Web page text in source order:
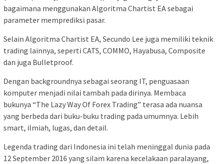
bagaimana menggunakan Algoritma Chartist EA sebagai
parameter memprediksi pasar.
Selain Algoritma Chartist EA, Secundo Lee juga memiliki teknik
trading lainnya, seperti CATS, COMMO, Hayabusa, Composite
dan juga Bulletproof.
Dengan backgroundnya sebagai seorang IT, penguasaan
komputer menjadi nilai tambah pada dirinya. Membaca
bukunya “The Lazy Way Of Forex Trading” terasa ada nuansa
yang berbeda dari buku-buku trading pada umumnya. Lebih
smart, ilmiah, lugas, dan detail.
Legenda trading dari Indonesia ini telah meninggal dunia pada
12 September 2016 yang silam karena kecelakaan paralayang,